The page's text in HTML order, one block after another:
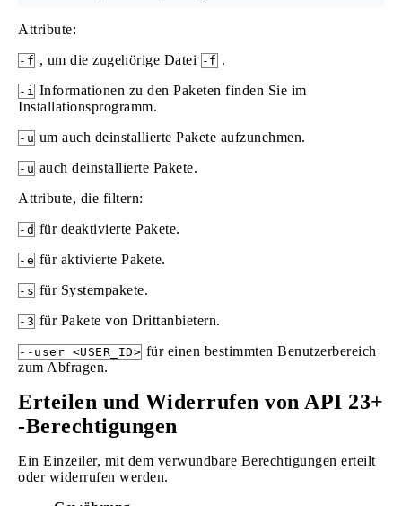
Attribute:
-f , um die zugehörige Datei -f .
-i Informationen zu den Paketen finden Sie im
Installationsprogramm.
-u um auch deinstallierte Pakete aufzunehmen.
-u auch deinstallierte Pakete.
Attribute, die filtern:
-d für deaktivierte Pakete.
-e für aktivierte Pakete.
-s für Systempakete.
-3 für Pakete von Drittanbietern.
--user <USER_ID> für einen bestimmten Benutzerbereich
zum Abfragen.
Erteilen und Widerrufen von API 23+
-Berechtigungen
Ein Einzeiler, mit dem verwundbare Berechtigungen erteilt
oder widerrufen werden.